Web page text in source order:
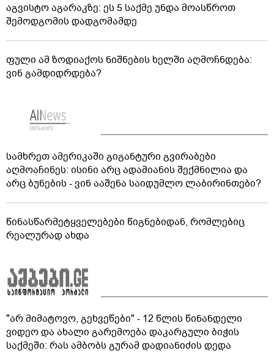
აგვისტო აგარაკზე: ეს 5 საქმე უნდა მოასწროთ
შემოდგომის დადგომამდე
ფული ამ ზოდიაქოს ნიშნების ხელში აღმოჩნდება:
ვინ გამდიდრდება?
სამხრეთ ამერიკაში გიგანტური გვირაბები
აღმოაჩინეს: ისინი არც ადამიანის შექმნილია და
არც ბუნების - ვინ ააშენა საიდუმლო ლაბირინთები?
წინასწარმეტყველებები წიგნებიდან, რომლებიც
რეალურად ახდა
"არ მიმატოვო, გეხვეწები" - 12 წლის წინანდელი
ვიდეო და ახალი გარემოება დაკარგული ბიჭის
საქმეში: რას ამბობს გურამ დადიანიძის დედა